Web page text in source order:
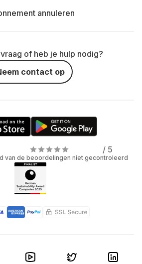
annuleren
of heb je hulp nodig?
contact op
/ 5
van de beoordelingen niet gecontroleerd